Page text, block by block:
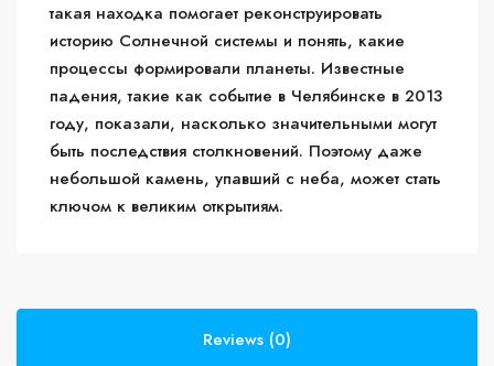
такая находка помогает реконструировать
историю Солнечной системы и понять, какие
процессы формировали планеты. Известные
падения, такие как событие в Челябинске в 2013
году, показали, насколько значительными могут
быть последствия столкновений. Поэтому даже
небольшой камень, упавший с неба, может стать
ключом к великим открытиям.
Reviews (0)